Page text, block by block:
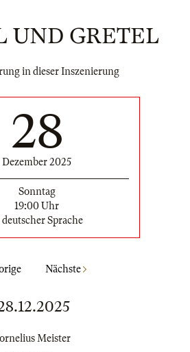
UND GRETEL
in dieser Inszenierung
28
Dezember 2025
Sonntag
19:00 Uhr
Sprache
Nächste
Meister